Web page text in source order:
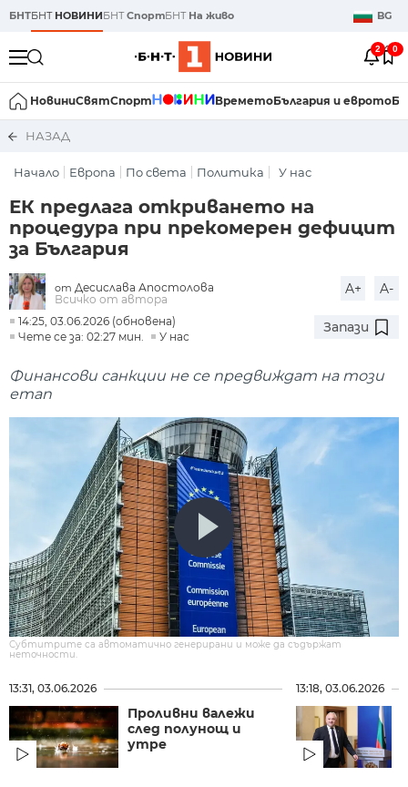
БНТБНТ НОВИНИБНТСпортБНТ На живо BG
2 0
НовиниСвятСпорт ВреметоБългария и еврото
НАЗАД
Начало Европа По света Политика У нас
ЕК предлага откриването на
процедура при прекомерен дефицит
за България
от Десислава Апостолова
Всичко от автора
A+ A-
14:25, 03.06.2026 (обновена)
Чете се за: 02:27 мин.
У нас
Запази
Финансови санкции не се предвиждат на този
етап
Субтитрите са автоматично генерирани и може да съдържат
неточности.
13:31, 03.06.2026
Проливни валежи
след полунощ и
утре
13:18, 03.06.2026